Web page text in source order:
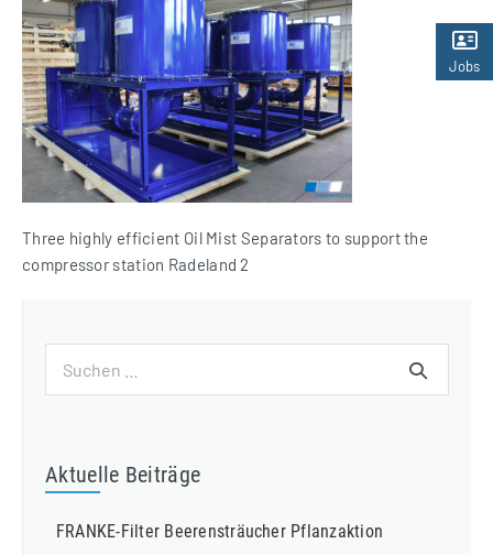
Three highly efficient Oil Mist Separators to support the
compressor station Radeland 2
nach:
Aktuelle Beiträge
FRANKE-Filter Beerensträucher Pflanzaktion
Jobs